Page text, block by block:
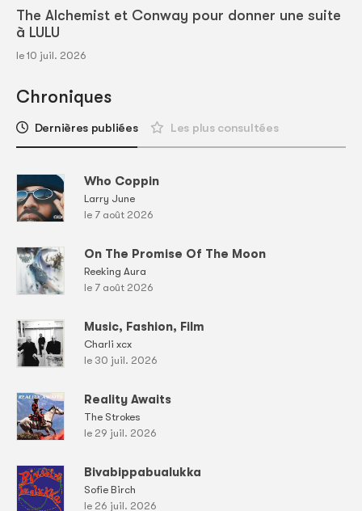
The Alchemist et Conway pour donner une suite
à LULU
le 10 juil. 2026
Chroniques
Dernières publiées Les plus consultées
Who Coppin
Larry June
le 7 août 2026
On The Promise Of The Moon
Reeking Aura
le 7 août 2026
Music, Fashion, Film
Charli xcx
le 30 juil. 2026
Reality Awaits
The Strokes
le 29 juil. 2026
Bivabippabualukka
Sofie Birch
le 26 juil. 2026